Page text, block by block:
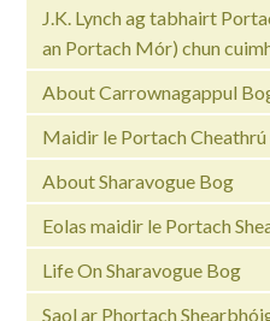
J.K. Lynch ag tabhairt
an Portach Mór) chun
About Carrownagappul
Maidir le Portach Cheathrú
About Sharavogue Bog
Eolas maidir le Portach
Life On Sharavogue Bog
Saol ar Phortach